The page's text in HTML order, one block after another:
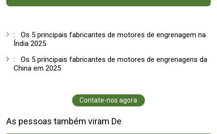
:Os 5 principais fabricantes de motores de engrenagem na
Índia 2025
:Os 5 principais fabricantes de motores de engrenagens da
China em 2025
Contate-nos agora
As pessoas também viram De